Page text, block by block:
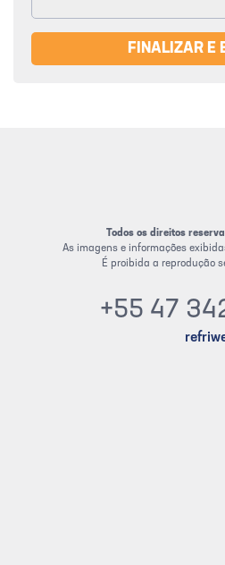
FINALIZAR E
Todos os direitos
As imagens e informações
É proibida a reprodução
+55 47